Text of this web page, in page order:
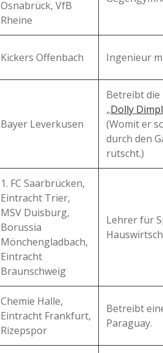
Osnabrück, VfB
Rheine
Kickers Offenbach Ingenieur
Bayer Leverkusen
Betreibt die
„Dolly
(Womit er
durch den
rutscht.)
1. FC Saarbrücken,
Eintracht Trier,
MSV Duisburg,
Borussia
Mönchengladbach,
Eintracht
Braunschweig
Lehrer für
Chemie Halle,
Eintracht Frankfurt,
Rizepspor
Betreibt
Paraguay.